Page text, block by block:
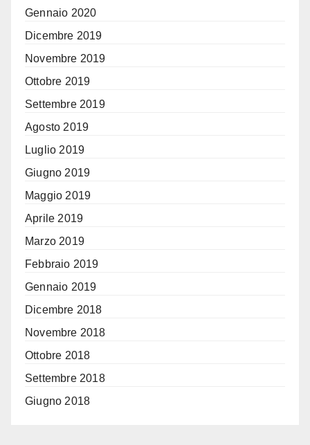
Gennaio 2020
Dicembre 2019
Novembre 2019
Ottobre 2019
Settembre 2019
Agosto 2019
Luglio 2019
Giugno 2019
Maggio 2019
Aprile 2019
Marzo 2019
Febbraio 2019
Gennaio 2019
Dicembre 2018
Novembre 2018
Ottobre 2018
Settembre 2018
Giugno 2018